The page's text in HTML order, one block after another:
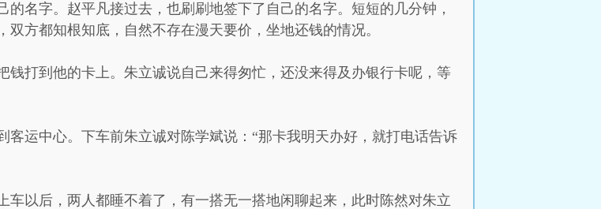
名字。赵平凡接过去，也刷刷地签下了自己的名字。短短的几分钟，
方都知根知底，自然不存在漫天要价，坐地还钱的情况。
钱打到他的卡上。朱立诚说自己来得匆忙，还没来得及办银行卡呢，等
运中心。下车前朱立诚对陈学斌说：“那卡我明天办好，就打电话告诉
以后，两人都睡不着了，有一搭无一搭地闲聊起来，此时陈然对朱立